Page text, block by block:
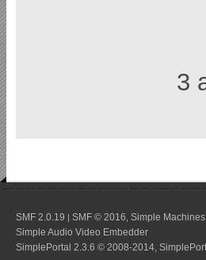
3
SMF 2.0.19 | SMF © 2016 Simple Machines
Simple Audio Video Embedder
SimplePortal 2.3.6 © 2008-2014,